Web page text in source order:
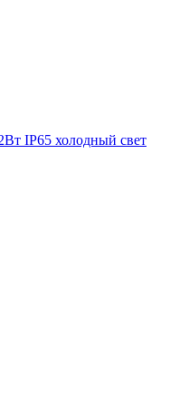
IP65 холодный свет